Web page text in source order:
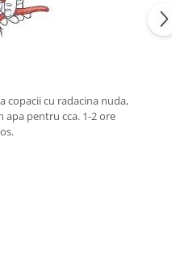
copacii cu radacina nuda,
apa pentru cca. 1-2 ore